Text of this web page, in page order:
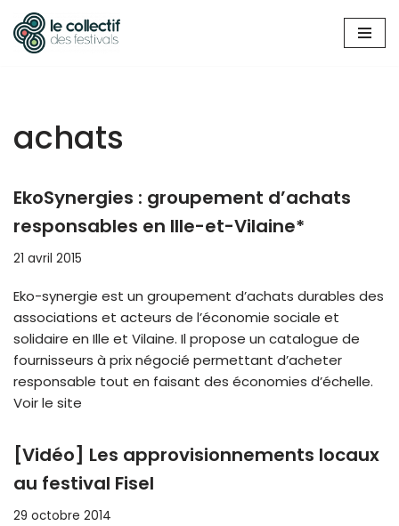
Aller
achats
EkoSynergies : groupement d’achats
responsables en Ille-et-Vilaine*
21 avril 2015
Eko-synergie est un groupement d’achats durables des
associations et acteurs de l’économie sociale et
solidaire en Ille et Vilaine. Il propose un catalogue de
fournisseurs à prix négocié permettant d’acheter
responsable tout en faisant des économies d’échelle.
Voir le site
[Vidéo] Les approvisionnements locaux
au festival Fisel
29 octobre 2014